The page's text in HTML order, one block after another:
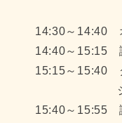
14:30～14:40
14:40～15:15
15:15～15:40
シェア
15:40～15:55